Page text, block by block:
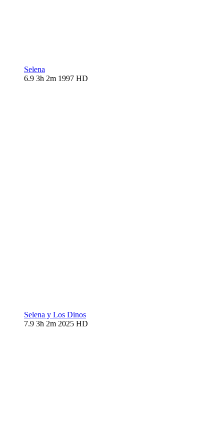
Selena
6.9 3h 2m 1997 HD
Selena y Los Dinos
7.9 3h 2m 2025 HD